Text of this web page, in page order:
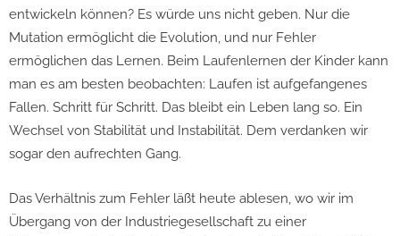
entwickeln können? Es würde uns nicht geben. Nur die
Mutation ermöglicht die Evolution, und nur Fehler
ermöglichen das Lernen. Beim Laufenlernen der Kinder kann
man es am besten beobachten: Laufen ist aufgefangenes
Fallen. Schritt für Schritt. Das bleibt ein Leben lang so. Ein
Wechsel von Stabilität und Instabilität. Dem verdanken wir
sogar den aufrechten Gang.
Das Verhältnis zum Fehler läßt heute ablesen, wo wir im
Übergang von der Industriegesellschaft zu einer